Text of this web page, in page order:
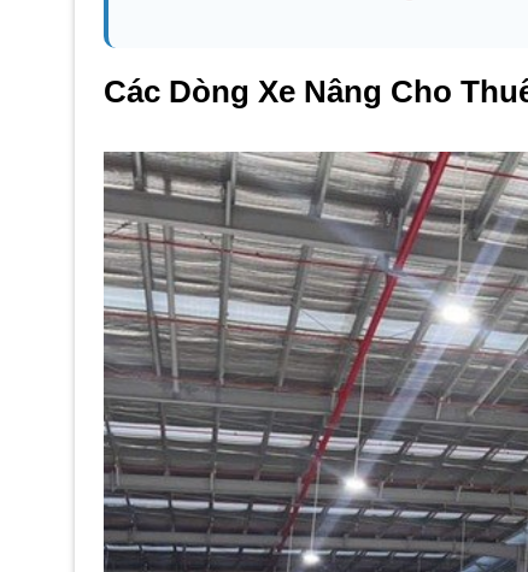
Các Dòng Xe Nâng Cho